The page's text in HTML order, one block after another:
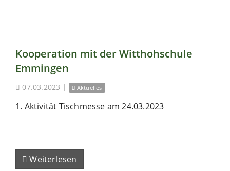
Kooperation mit der Witthohschule
Emmingen
07.03.2023 | Aktuelles
1. Aktivität Tischmesse am 24.03.2023
Weiterlesen